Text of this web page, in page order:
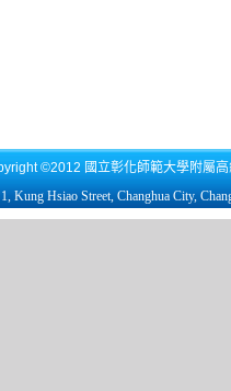
©2012 國立彰化師範大學附屬
Kung Hsiao Street, Changhua City,